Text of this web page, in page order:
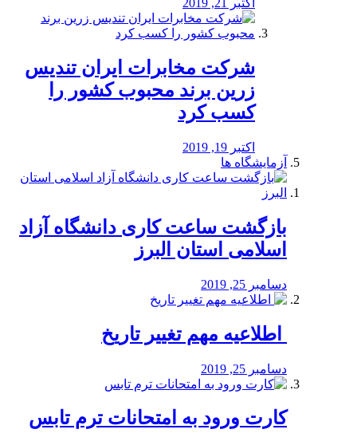
اکتبر 21, 2019
شرکت مخابرات ایران تندیس
زرین برند محبوب کشور را
کسب کرد
اکتبر 19, 2019
آزمایشگاه ها
بازگشت ساعت کاری دانشگاه آزاد
اسلامی استان البرز
دسامبر 25, 2019
️ اطلاعیه مهم تغییر تاریخ
دسامبر 25, 2019
کارت ورود به امتحانات ترم تابس